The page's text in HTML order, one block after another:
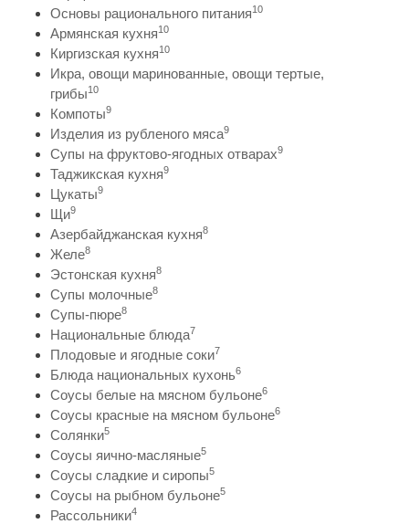
Основы рационального питания10
Армянская кухня10
Киргизская кухня10
Икра, овощи маринованные, овощи тертые,
грибы10
Компоты9
Изделия из рубленого мяса9
Супы на фруктово-ягодных отварах9
Таджикская кухня9
Цукаты9
Щи9
Азербайджанская кухня8
Желе8
Эстонская кухня8
Супы молочные8
Супы-пюре8
Национальные блюда7
Плодовые и ягодные соки7
Блюда национальных кухонь6
Соусы белые на мясном бульоне6
Соусы красные на мясном бульоне6
Солянки5
Соусы яично-масляные5
Соусы сладкие и сиропы5
Соусы на рыбном бульоне5
Рассольники4